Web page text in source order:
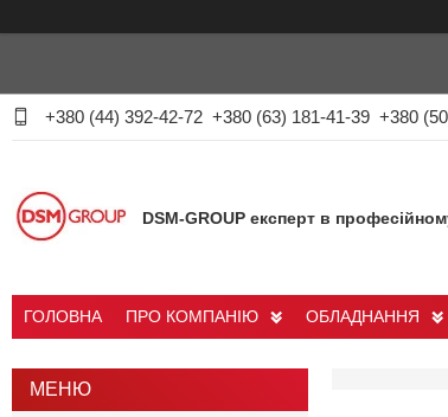
+380 (44) 392-42-72 +380 (63) 181-41-39 +380
DSM-GROUP експерт в
ГОЛОВНА ПРО КОМПАНІЮ ОБЛАДНАННЯ